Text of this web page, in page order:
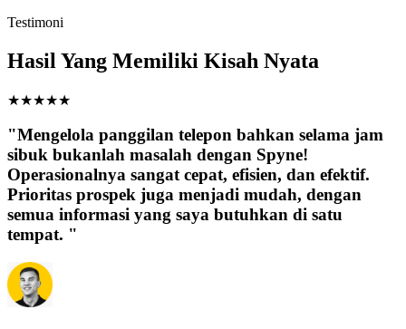
Testimoni
Hasil Yang Memiliki Kisah Nyata
★★★★★
"Mengelola panggilan telepon bahkan selama jam
sibuk bukanlah masalah dengan Spyne!
Operasionalnya sangat cepat, efisien, dan efektif.
Prioritas prospek juga menjadi mudah, dengan
semua informasi yang saya butuhkan di satu
tempat. "